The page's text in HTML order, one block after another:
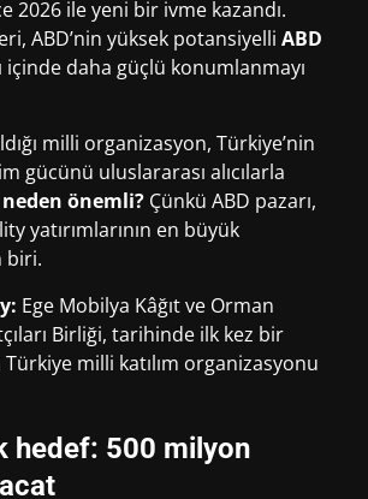
2026 ile yeni bir ivme kazandı.
ABD’nin yüksek potansiyelli ABD
içinde daha güçlü konumlanmayı
milli organizasyon, Türkiye’nin
gücünü uluslararası alıcılarla
önemli? Çünkü ABD pazarı,
yatırımlarının en büyük
biri.
Ege Mobilya Kâğıt ve Orman
Birliği, tarihinde ilk kez bir
milli katılım organizasyonu
hedef: 500 milyon